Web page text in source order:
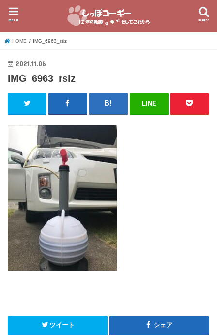
search
menu
HOME IMG_6963_rsiz
2021.11.06
IMG_6963_rsiz
LINE
ツイート シェア